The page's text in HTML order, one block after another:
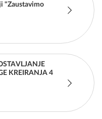
"Zaustavimo
KREIRANJA 4